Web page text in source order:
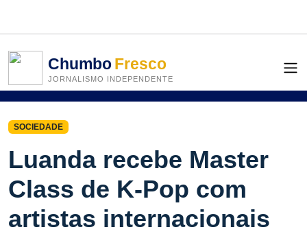
ChumboFresco
JORNALISMO INDEPENDENTE
SOCIEDADE
Luanda recebe Master
Class de K-Pop com
artistas internacionais